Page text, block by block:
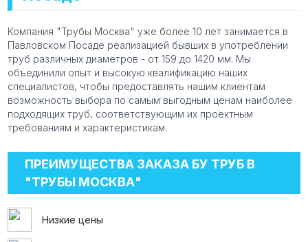
Компания "Трубы Москва" уже более 10 лет занимается в
Павловском Посаде реализацией бывших в употреблении
труб различных диаметров - от 159 до 1420 мм. Мы
объединили опыт и высокую квалификацию наших
специалистов, чтобы предоставлять нашим клиентам
возможность выбора по самым выгодным ценам наиболее
подходящих труб, соответствующим их проектным
требованиям и характеристикам.
ПРЕИМУЩЕСТВА ЗАКАЗА БУ ТРУБ В
"ТРУБЫ МОСКВА"
Низкие цены